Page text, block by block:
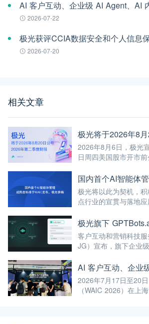
2026-07-22
2026-07-20
相关文章
2026年8月6日，极光
日周四美国股市开市
极光将以此为契机，
点行业的宣贯与落地
融入自身的产品与服务
现智能化转型，为我
化、高端化发展注入
客户互动和营销科技
JG）宣布，旗下企业
Agent 正式支持通过
企业通信系统；LINE
重构并新增通知功能。
2026年7月17日至20
（WAIC 2026）在上